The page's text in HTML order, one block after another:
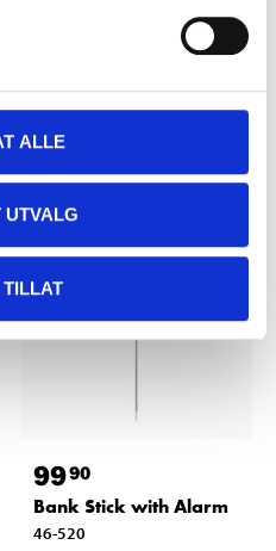
ALLE
UTVALG
9990
Bank Stick with Alarm
46-520